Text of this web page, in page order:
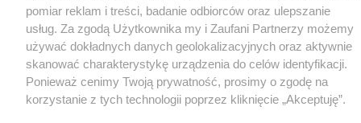
pomiar reklam i treści, badanie odbiorców oraz ulepszanie
usług. Za zgodą Użytkownika my i Zaufani Partnerzy możemy
używać dokładnych danych geolokalizacyjnych oraz aktywnie
skanować charakterystykę urządzenia do celów identyfikacji.
Ponieważ cenimy Twoją prywatność, prosimy o zgodę na
korzystanie z tych technologii poprzez kliknięcie „Akceptuję”.